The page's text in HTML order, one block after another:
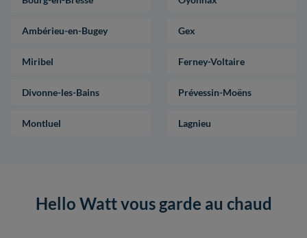
Ambérieu-en-Bugey Gex
Miribel Ferney-Voltaire
Divonne-les-Bains Prévessin-Moëns
Montluel Lagnieu
Hello Watt vous garde au chaud